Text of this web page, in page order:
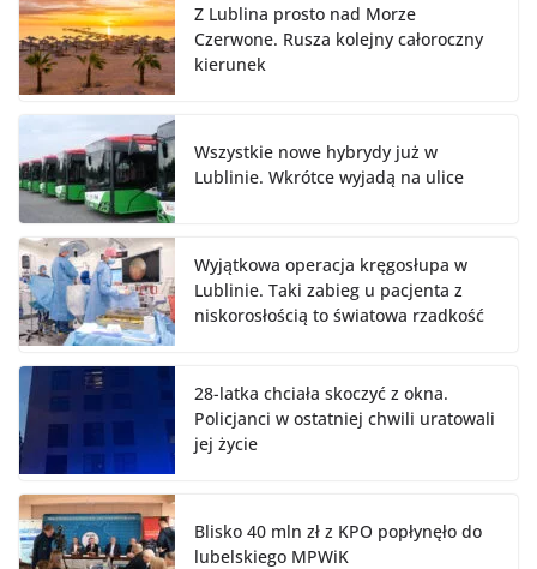
Z Lublina prosto nad Morze
Czerwone. Rusza kolejny całoroczny
kierunek
Wszystkie nowe hybrydy już w
Lublinie. Wkrótce wyjadą na ulice
Wyjątkowa operacja kręgosłupa w
Lublinie. Taki zabieg u pacjenta z
niskorosłością to światowa rzadkość
28-latka chciała skoczyć z okna.
Policjanci w ostatniej chwili uratowali
jej życie
Blisko 40 mln zł z KPO popłynęło do
lubelskiego MPWiK